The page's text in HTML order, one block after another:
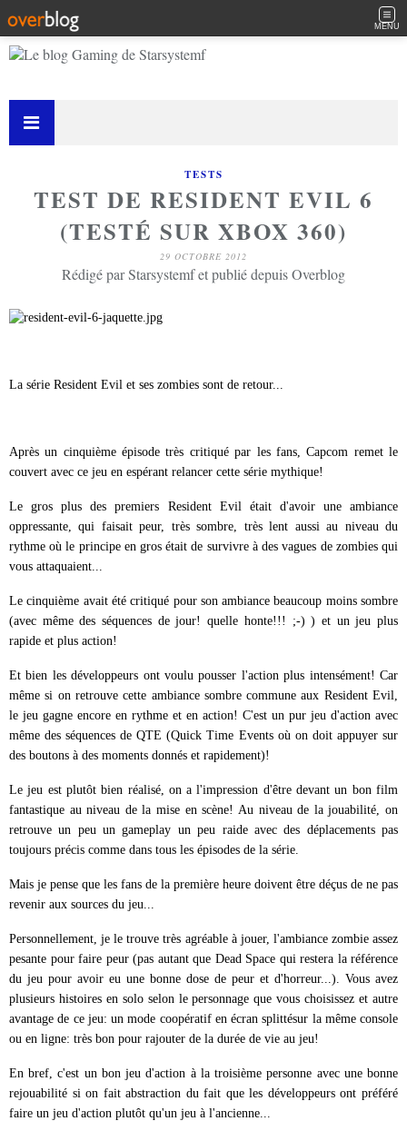
MENU
TESTS
TEST DE RESIDENT EVIL 6
(TESTÉ SUR XBOX 360)
29 OCTOBRE 2012
Rédigé par Starsystemf et publié depuis Overblog
La série Resident Evil et ses zombies sont de retour...
Après un cinquième épisode très critiqué par les fans, Capcom remet le
couvert avec ce jeu en espérant relancer cette série mythique!
Le gros plus des premiers Resident Evil était d'avoir une ambiance
oppressante, qui faisait peur, très sombre, très lent aussi au niveau du
rythme où le principe en gros était de survivre à des vagues de zombies qui
vous attaquaient...
Le cinquième avait été critiqué pour son ambiance beaucoup moins sombre
(avec même des séquences de jour! quelle honte!!! ;-) ) et un jeu plus
rapide et plus action!
Et bien les développeurs ont voulu pousser l'action plus intensément! Car
même si on retrouve cette ambiance sombre commune aux Resident Evil,
le jeu gagne encore en rythme et en action! C'est un pur jeu d'action avec
même des séquences de QTE (Quick Time Events où on doit appuyer sur
des boutons à des moments donnés et rapidement)!
Le jeu est plutôt bien réalisé, on a l'impression d'être devant un bon film
fantastique au niveau de la mise en scène! Au niveau de la jouabilité, on
retrouve un peu un gameplay un peu raide avec des déplacements pas
toujours précis comme dans tous les épisodes de la série.
Mais je pense que les fans de la première heure doivent être déçus de ne pas
revenir aux sources du jeu...
Personnellement, je le trouve très agréable à jouer, l'ambiance zombie assez
pesante pour faire peur (pas autant que Dead Space qui restera la référence
du jeu pour avoir eu une bonne dose de peur et d'horreur...). Vous avez
plusieurs histoires en solo selon le personnage que vous choisissez et autre
avantage de ce jeu: un mode coopératif en écran splittésur la même console
ou en ligne: très bon pour rajouter de la durée de vie au jeu!
En bref, c'est un bon jeu d'action à la troisième personne avec une bonne
rejouabilité si on fait abstraction du fait que les développeurs ont préféré
faire un jeu d'action plutôt qu'un jeu à l'ancienne...